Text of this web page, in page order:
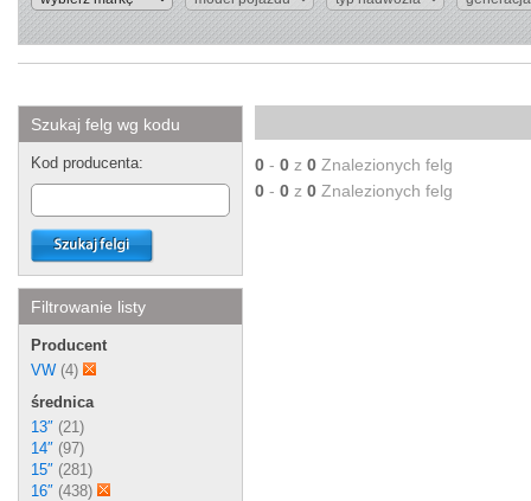
Szukaj felg wg kodu
Kod producenta:
Filtrowanie listy
Producent
VW (4)
średnica
13″ (21)
14″ (97)
15″ (281)
16″ (438)
0 - 0 z 0 Znalezionych felg
0 - 0 z 0 Znalezionych felg